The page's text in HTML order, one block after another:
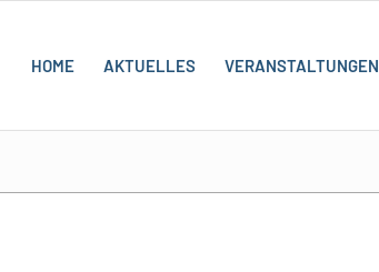
HOME AKTUELLES VERANSTALTUNGEN